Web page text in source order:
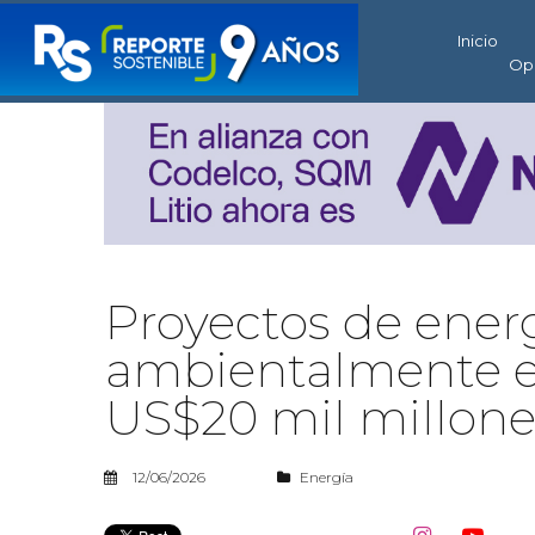
Inicio
Proyectos de
ambientalmente
US$20 mil
12/06/2026 Energía